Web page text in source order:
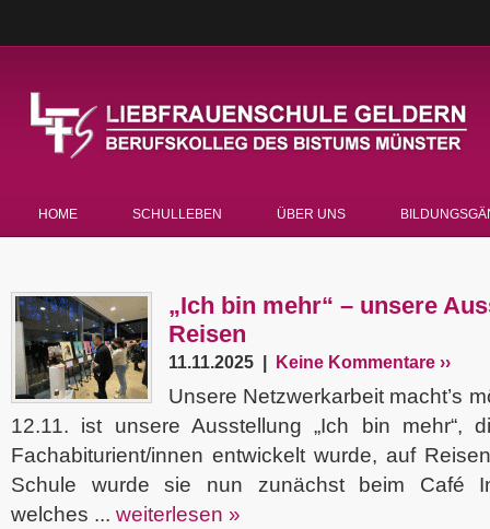
HOME SCHULLEBEN ÜBER UNS
„Ich bin mehr“ – unsere
Reisen
11.11.2025 | Keine Kommentare ››
Unsere Netzwerkarbeit macht’s
12.11. ist unsere Ausstellung „Ich bin mehr“,
Fachabiturient/innen entwickelt wurde, auf
Schule wurde sie nun zunächst beim Café
welches ... weiterlesen »